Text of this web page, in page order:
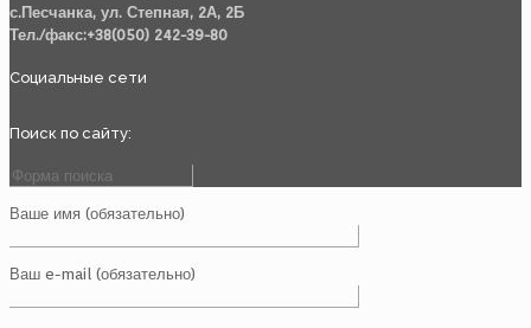
с.Песчанка, ул. Степная, 2А, 2Б
Тел./факс:+38(050) 242-39-80
Социальные сети
Поиск по сайту:
Ваше имя (обязательно)
Ваш e-mail (обязательно)